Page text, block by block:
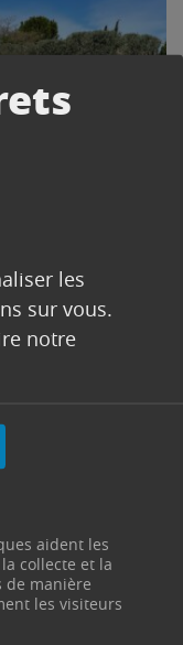
les
sur vous.
notre
aident les
collecte et la
de manière
les visiteurs
des Vertus
42 61 23 91
à 12h00 et de